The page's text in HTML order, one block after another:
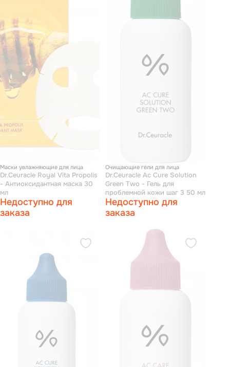
Маски увлажняющие для лица
Dr.Ceuracle Royal Vita Propolis
- Антиоксидантная маска 30
мл
Недоступно для
заказа
Очищающие гели для лица
Dr.Ceuracle Ac Cure Solution
Green Two - Гель для
проблемной кожи шаг 3 50 мл
Недоступно для
заказа